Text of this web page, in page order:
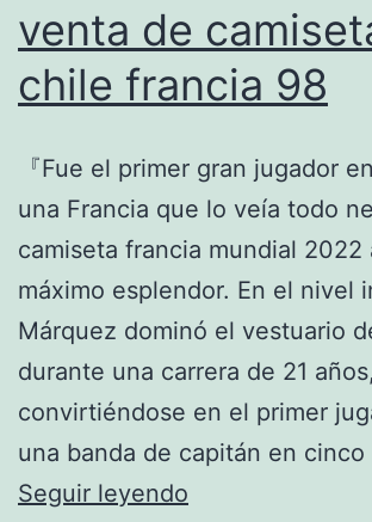
venta de
chile francia 98
『Fue el primer gran jugador
una Francia que lo veía todo
camiseta francia mundial 2022
máximo esplendor. En el nivel
Márquez dominó el vestuario
durante una carrera de 21 años,
convirtiéndose en el primer
una banda de capitán en
Seguir leyendo